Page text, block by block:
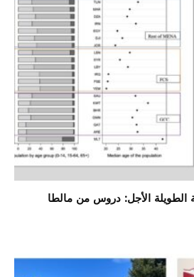
الطويلة الأجل: دروس من مالطا